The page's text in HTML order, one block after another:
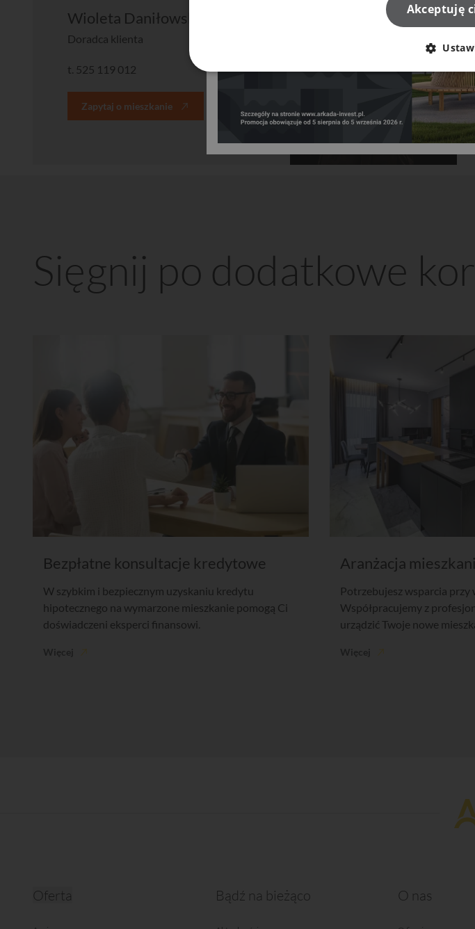
Wioleta Daniłowska
Doradca klienta
t. 525 119 012
Zapytaj o mieszkanie
Sięgnij po dodatkowe
Bezpłatne konsultacje kredytowe
W szybkim i bezpiecznym uzyskaniu kredytu
hipotecznego na wymarzone mieszkanie pomogą Ci
doświadczeni eksperci finansowi.
Aranżacja
Potrzebujesz wsparcia
Współpracujemy z
urządzić Twoje nowe
Oferta Bądź na bieżąco O nas
Akceptuję